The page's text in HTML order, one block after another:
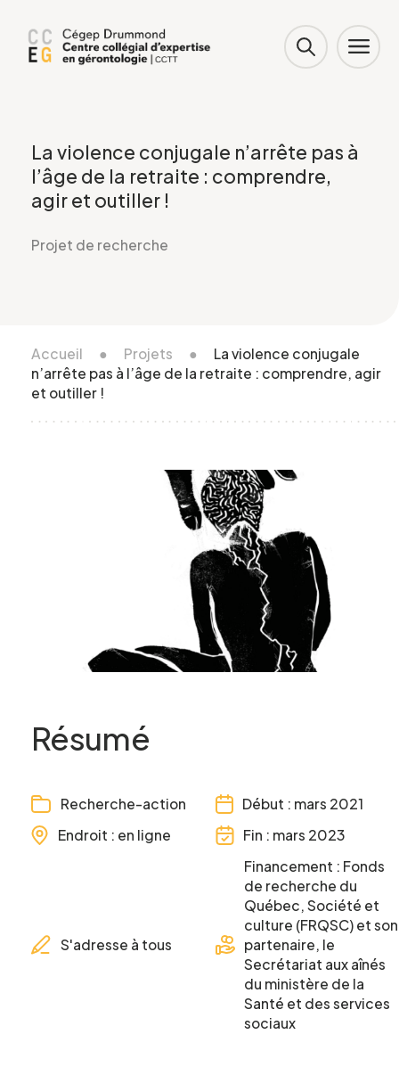
Accueil ● Projets ●
La violence conjugale
n’arrête pas à l’âge de la retraite : comprendre, agir
et outiller !
Résumé
Recherche-action
Début : mars 2021
Endroit : en ligne
Fin : mars 2023
S'adresse à tous
Financement : Fonds
de recherche du
Québec, Société et
culture (FRQSC) et son
partenaire, le
Secrétariat aux aînés
du ministère de la
Santé et des services
sociaux
La violence conjugale n’arrête pas à
l’âge de la retraite : comprendre,
agir et outiller !
Projet de recherche